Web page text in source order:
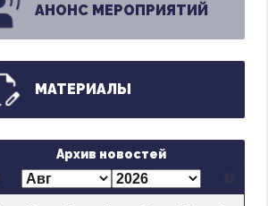
АНОНС МЕРОПРИЯТИЙ
МАТЕРИАЛЫ
Архив новостей